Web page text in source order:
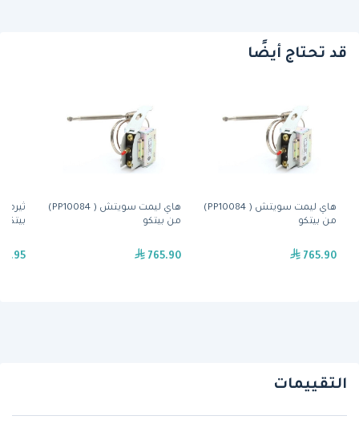
قد تحتاج أيضًا
هاي ليمت سويتش ( PP10084)
من بيتكو
765.90
هاي ليمت سويتش ( PP10084)
من بيتكو
765.90
بيتكو
التقييمات